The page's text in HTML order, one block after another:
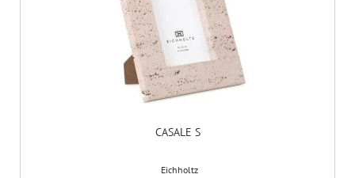
CASALE S
Eichholtz